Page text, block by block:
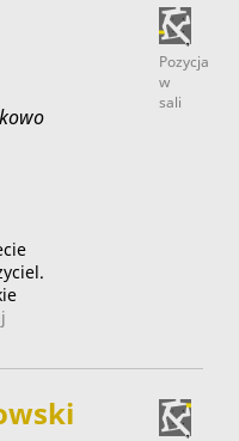
Pozycja
w
sali